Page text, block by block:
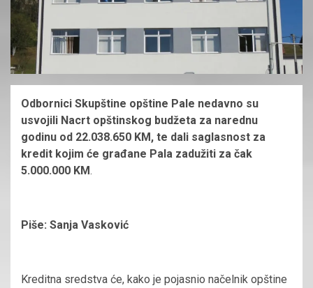
Odbornici Skupštine opštine Pale nedavno su
usvojili Nacrt opštinskog budžeta za narednu
godinu od 22.038.650 KM, te dali saglasnost za
kredit kojim će građane Pala zadužiti za čak
5.000.000 KM.
Piše: Sanja Vasković
Kreditna sredstva će, kako je pojasnio načelnik opštine